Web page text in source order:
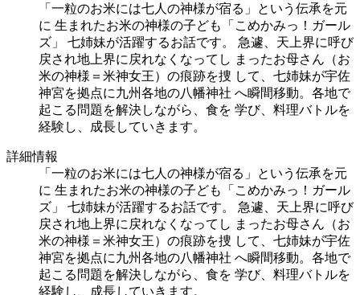
「一粒のお米には七人の神様が宿る」という伝承を元
に 生まれたお米の神様の子ども「こめかみっ！ガール
ズ」 七姉妹が活躍するお話です。 急遽、天上界に呼び
戻され地上界に戻れなくなってし まったお母さん（お
米の神様＝米神女王）の痕跡を捜 して、七姉妹が宇佐
神宮を拠点に九州各地の八幡神社 へ瞬間移動。各地で
起こる問題を解決しながら、食を 学び、料理バトルを
経験し、成長していきます。
詳細情報
「一粒のお米には七人の神様が宿る」という伝承を元
に 生まれたお米の神様の子ども「こめかみっ！ガール
ズ」 七姉妹が活躍するお話です。 急遽、天上界に呼び
戻され地上界に戻れなくなってし まったお母さん（お
米の神様＝米神女王）の痕跡を捜 して、七姉妹が宇佐
神宮を拠点に九州各地の八幡神社 へ瞬間移動。各地で
起こる問題を解決しながら、食を 学び、料理バトルを
経験し、成長していきます。